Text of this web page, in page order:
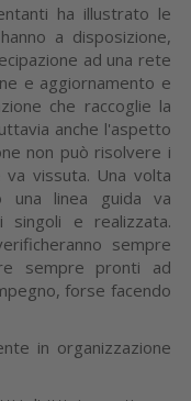
ha illustrato le
a disposizione,
ad una rete
e aggiornamento e
che raccoglie la
anche l'aspetto
non può risolvere i
vissuta. Una volta
linea guida va
singoli e realizzata.
sempre
sempre pronti ad
forse facendo
in organizzazione